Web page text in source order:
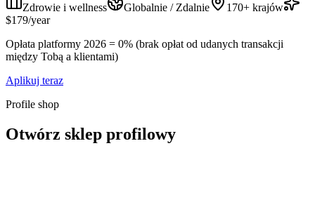
Zdrowie i wellness Globalnie / Zdalnie
170+ krajów
$179/year
Opłata platformy 2026 = 0% (brak opłat od udanych transakcji
między Tobą a klientami)
Aplikuj teraz
Profile shop
Otwórz sklep profilowy